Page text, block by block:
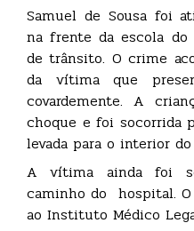
Samuel de Sousa foi
na frente da escola do
de trânsito. O crime
da vítima que
covardemente. A
choque e foi socorrida
levada para o interior
A vítima ainda foi
caminho do hospital.
ao Instituto Médico